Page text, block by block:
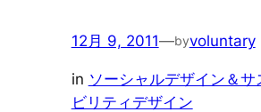
12月 9, 2011—byvoluntary
in ソーシャルデザイン＆サ
ビリティデザイン